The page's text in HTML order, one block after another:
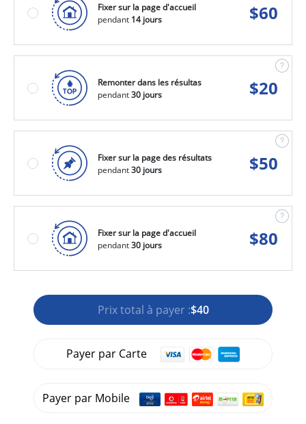
Fixer sur la page d'accueil
pendant 14 jours $60
Remonter dans les résultas
pendant30 jours $20
Fixer sur la page des résultats
pendant30 jours $50
Fixer sur la page d'accueil
pendant30 jours $80
Prix total à payer :$40
Payer par Carte
Payer par Mobile